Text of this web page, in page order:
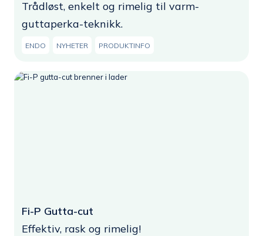
Trådløst, enkelt og rimelig til varm-
guttaperka-teknikk.
ENDO NYHETER PRODUKTINFO
Fi-P Gutta-cut
Effektiv, rask og rimelig!